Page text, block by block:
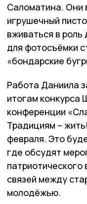
Саломатина. Они
игрушечный
вживаться в
для фотосъёмки
«бондарские
Работа Даниила
итогам конкурса
конференции
Традициям –
февраля. Это
где обсудят
патриотического
связей между
молодёжью.